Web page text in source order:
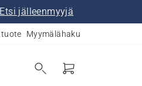
Etsi jälleenmyyjä
tuote Myymälähaku